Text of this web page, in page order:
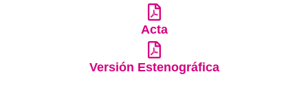
Acta
Versión Estenográfica